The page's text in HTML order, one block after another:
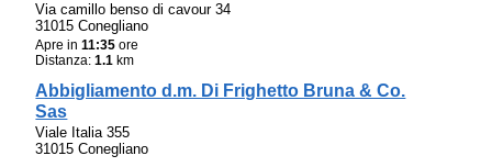
Via camillo benso di cavour 34
31015 Conegliano
Apre in11:35 ore
Distanza:1.1 km
Abbigliamento d.m. Di Frighetto Bruna & Co.
Sas
Viale Italia 355
31015 Conegliano